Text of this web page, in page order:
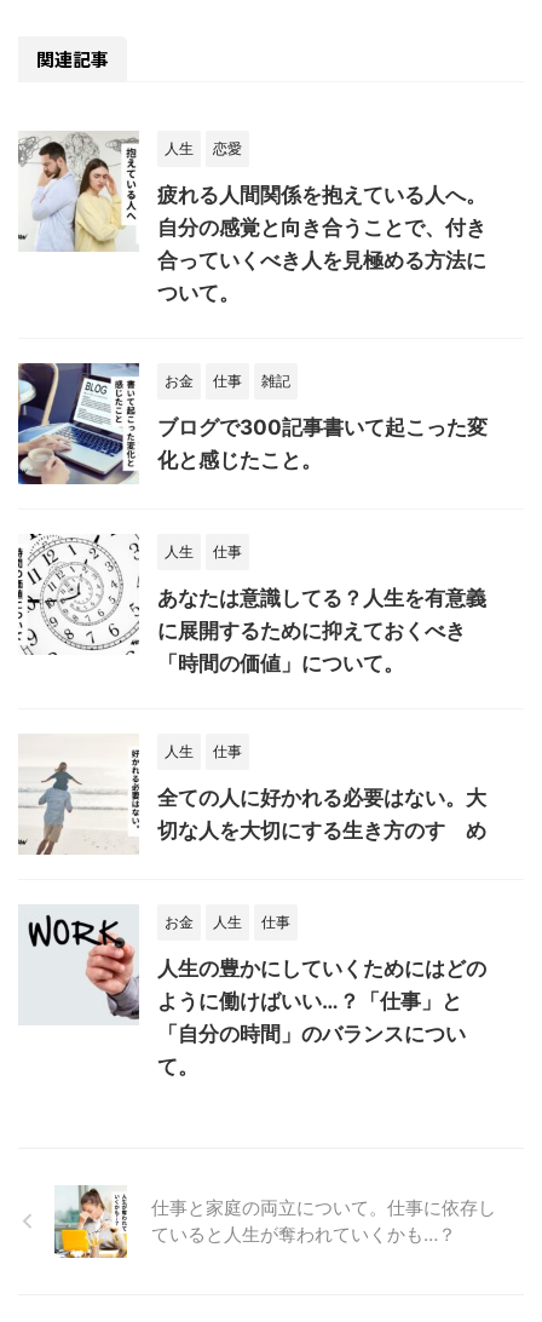
関連記事
人生 恋愛
疲れる人間関係を抱えている人へ。
自分の感覚と向き合うことで、付き
合っていくべき人を見極める方法に
ついて。
お金 仕事 雑記
ブログで300記事書いて起こった変
化と感じたこと。
人生 仕事
あなたは意識してる？人生を有意義
に展開するために抑えておくべき
「時間の価値」について。
人生 仕事
全ての人に好かれる必要はない。大
切な人を大切にする生き方のすゝめ
お金 人生 仕事
人生の豊かにしていくためにはどの
ように働けばいい…？「仕事」と
「自分の時間」のバランスについ
て。
仕事と家庭の両立について。仕事に依存し
ていると人生が奪われていくかも…？